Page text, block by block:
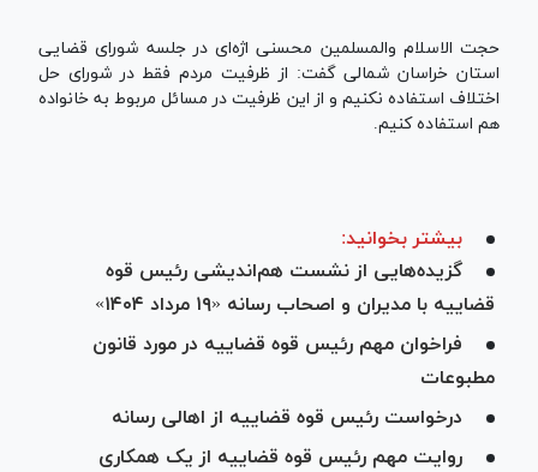
حجت الاسلام والمسلمین محسنی اژه‌ای در جلسه شورای قضایی
استان خراسان شمالی گفت: از ظرفیت مردم فقط در شورای حل
اختلاف استفاده نکنیم و از این ظرفیت در مسائل مربوط به خانواده
هم استفاده کنیم.
بیشتر بخوانید:
گزیده‌هایی از نشست هم‌اندیشی رئیس قوه
قضاییه با مدیران و اصحاب رسانه «۱۹ مرداد ۱۴۰۴»
فراخوان مهم رئیس قوه قضاییه در مورد قانون
مطبوعات
درخواست رئیس قوه قضاییه از اهالی رسانه
روایت مهم رئیس قوه قضاییه از یک همکاری